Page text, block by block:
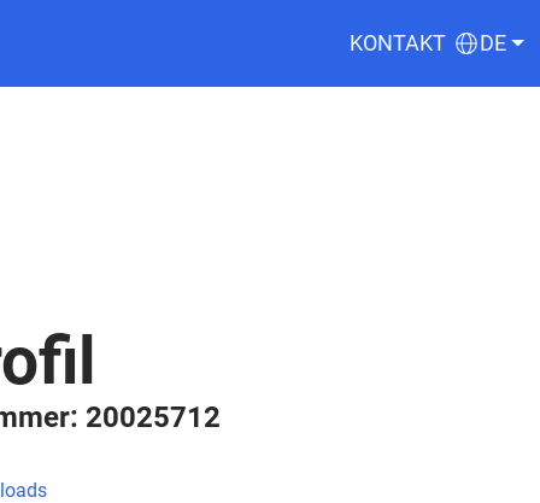
KONTAKT DE
20025712